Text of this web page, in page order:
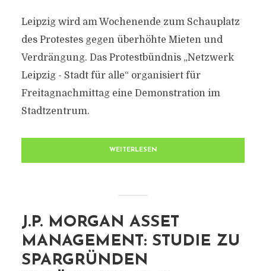
Leipzig wird am Wochenende zum Schauplatz
des Protestes gegen überhöhte Mieten und
Verdrängung. Das Protestbündnis „Netzwerk
Leipzig - Stadt für alle“ organisiert für
Freitagnachmittag eine Demonstration im
Stadtzentrum.
WEITERLESEN
J.P. MORGAN ASSET
MANAGEMENT: STUDIE ZU
SPARGRÜNDEN